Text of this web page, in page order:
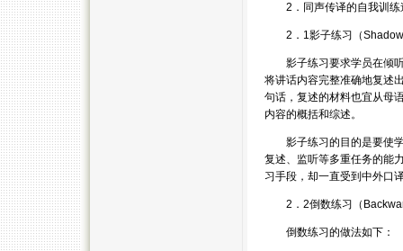
2．同声传译的自我训练
2．1影子练习（
影子练习要求学员在倾听
将讲话内容完整准确地复述
句话，复述的材料也宜从母
内容的概括和综述。
影子练习的目的是要使学
复述、监听等多重任务的能
习手段，却一直受到中外口
2．2倒数练习（
倒数练习的做法如下：